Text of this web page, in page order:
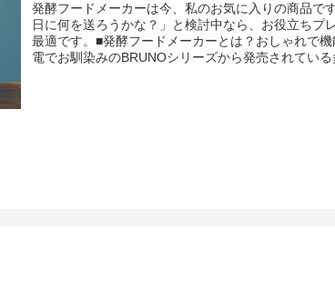
発酵フードメーカーは今、私のお気に入りの商品で
日に何を送ろうかな？」と検討中なら、お役立ちプ
最適です。■発酵フードメーカーとは？おしゃれで
電でお馴染みのBRUNOシリーズから発売されている